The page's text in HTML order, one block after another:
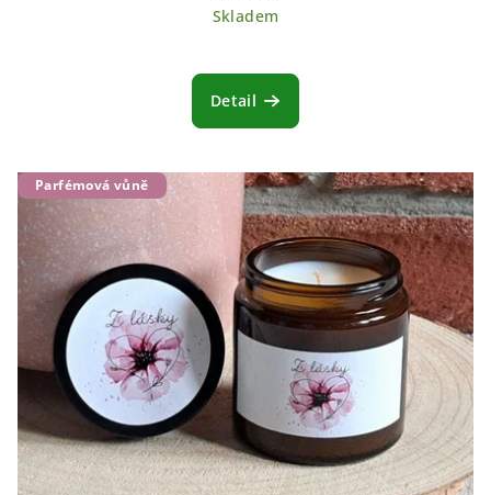
Skladem
Detail
Parfémová vůně